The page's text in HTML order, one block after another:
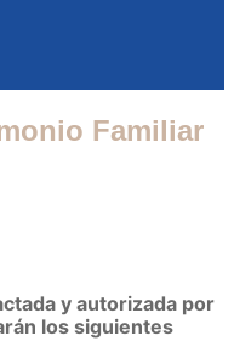
Familiar
y autorizada por
los siguientes